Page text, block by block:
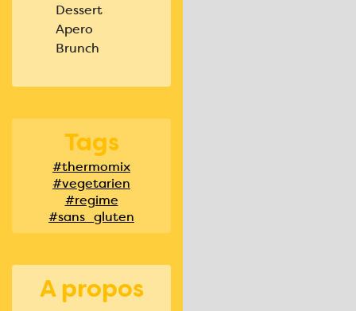
Dessert
Apero
Brunch
Tags
#thermomix
#vegetarien
#regime
#sans_gluten
A propos